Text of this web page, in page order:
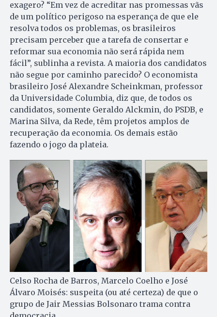
exagero? “Em vez de acreditar nas promessas vãs
de um político perigoso na esperança de que ele
resolva todos os problemas, os brasileiros
precisam perceber que a tarefa de consertar e
reformar sua economia não será rápida nem
fácil”, sublinha a revista. A maioria dos candidatos
não segue por caminho parecido? O economista
brasileiro José Alexandre Scheinkman, pro­fessor
da Universidade Co­lum­bia, diz que, de todos os
candidatos, somente Geraldo Al­ckmin, do PSDB, e
Marina Silva, da Rede, têm projetos amplos de
recuperação da economia. Os demais estão
fazendo o jogo da plateia.
Celso Rocha de Barros, Marcelo Coelho e José
Álvaro Moisés: suspeita (ou até certeza) de que o
grupo de Jair Messias Bolsonaro trama contra